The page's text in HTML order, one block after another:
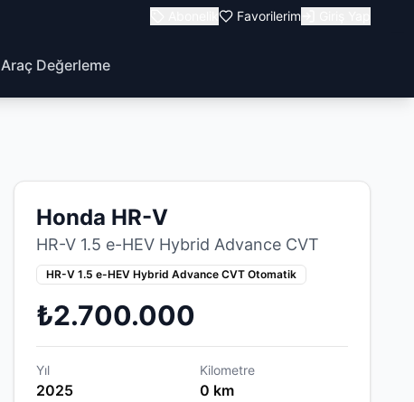
Favorilerim
Araç Değerleme
Honda HR-V
HR-V 1.5 e-HEV Hybrid Advance CVT
HR-V 1.5 e-HEV Hybrid Advance CVT Otomatik
₺2.700.000
Yıl
2025
Kilometre
0 km